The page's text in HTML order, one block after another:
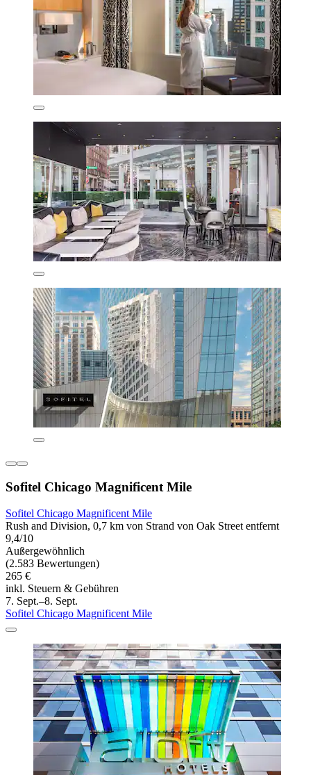
Sofitel Chicago Magnificent Mile
Sofitel Chicago Magnificent Mile
Rush and Division, 0,7 km von Strand von Oak Street entfernt
9,4/10
Außergewöhnlich
(2.583 Bewertungen)
265 €
inkl. Steuern & Gebühren
7. Sept.–8. Sept.
Sofitel Chicago Magnificent Mile